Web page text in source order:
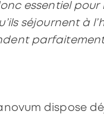
essentiel pour
séjournent à
parfaitement
dispose